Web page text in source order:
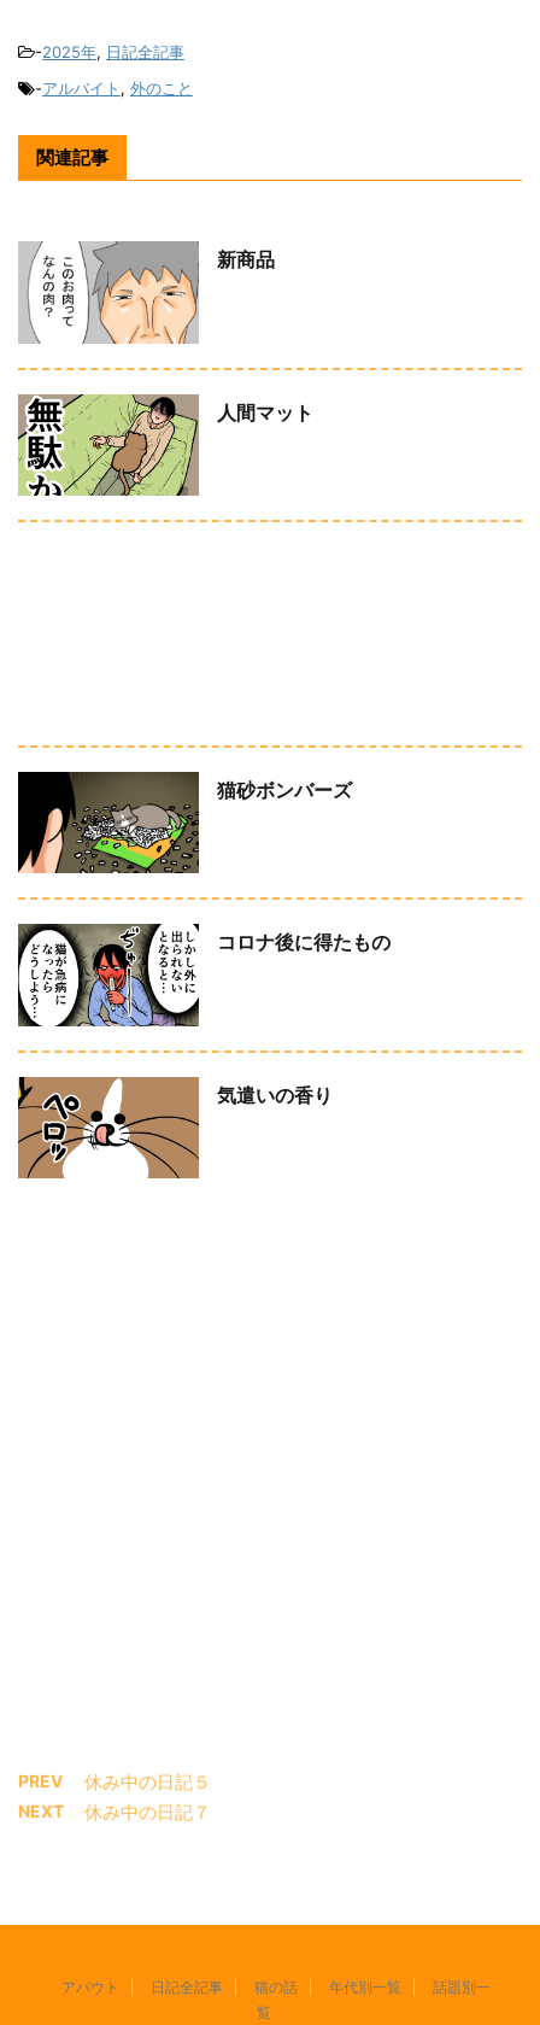
-2025年, 日記全記事
-アルバイト , 外のこと
関連記事
新商品
人間マット
猫砂ボンバーズ
コロナ後に得たもの
気遣いの香り
PREV 休み中の日記５
NEXT 休み中の日記７
アバウト 日記全記事 猫の話 年代別一覧
話題別一
覧